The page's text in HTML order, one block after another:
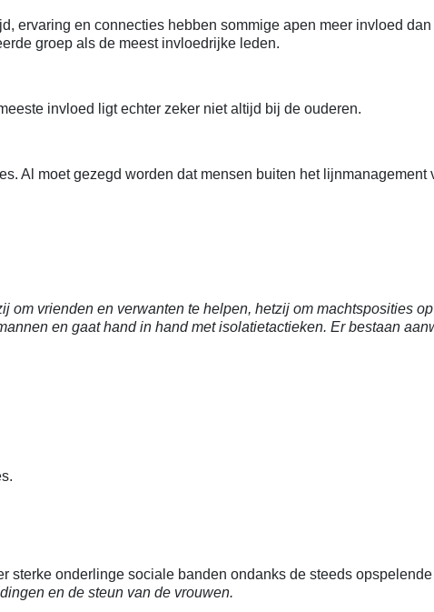
ervaring en connecties hebben sommige apen meer invloed
groep als de meest invloedrijke leden.
invloed ligt echter zeker niet altijd bij de ouderen.
Al moet gezegd worden dat mensen buiten het
om vrienden en verwanten te helpen, hetzij om machtsposities
en gaat hand in hand met isolatietactieken. Er bestaan
sterke onderlinge sociale banden ondanks de steeds
en de steun van de vrouwen.